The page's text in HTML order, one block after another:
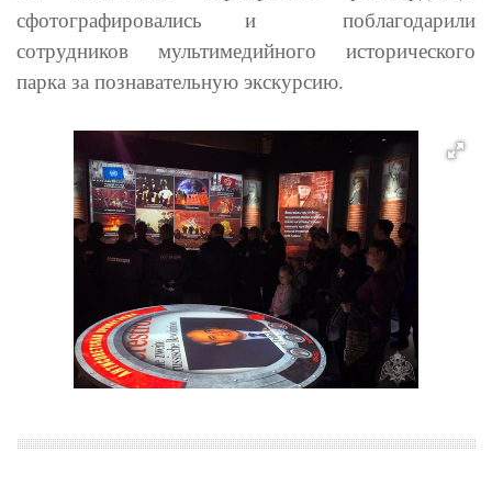
сфотографировались и
поблагодарили
сотрудников мультимедийного исторического
парка за познавательную экскурсию.